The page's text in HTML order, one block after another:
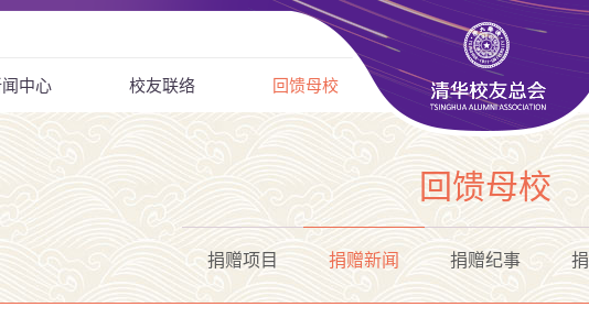
中心 校友联络 回馈母校
回馈母校
捐赠项目 捐赠新闻 捐赠纪事